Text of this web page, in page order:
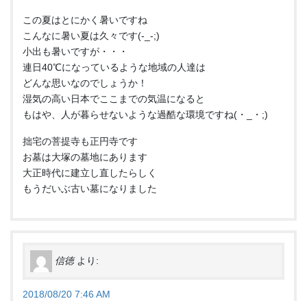
この夏はとにかく暑いですね
こんなに暑い夏は久々です(-_-;)
小出も暑いですが・・・
連日40℃になっているような地域の人達は
どんな思いなのでしょうか！
湿気の高い日本でここまでの気温になると
もはや、人が暮らせないような過酷な環境ですね(・_・;)
拙宅の菩提寺も正円寺です
お墓は大塚の墓地にあります
大正時代に建立し直したらしく
もうだいぶ古い墓になりました
信徳 より:
2018/08/20 7:46 AM